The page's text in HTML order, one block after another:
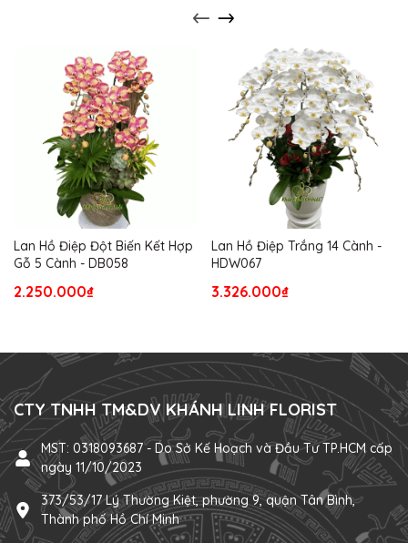
Lan Hồ Điệp Đột Biến Kết Hợp
Gỗ 5 Cành - DB058
2.250.000₫
Lan Hồ Điệp Trắng 14 Cành -
HDW067
3.326.000₫
CTY TNHH TM&DV KHÁNH LINH FLORIST
MST: 0318093687 - Do Sở Kế Hoạch và Đầu Tư TP.HCM cấp
ngày 11/10/2023
373/53/17 Lý Thường Kiệt, phường 9, quận Tân Bình,
Thành phố Hồ Chí Minh